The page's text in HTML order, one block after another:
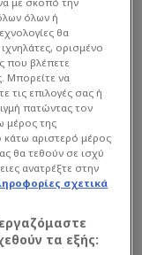
- Στο
όλων ή
θα
ορισμένο
που βλέπετε
Μπορείτε να
τις επιλογές σας ή
πατώντας τον
μέρος της
κάτω αριστερό μέρος
θα τεθούν σε ισχύ
ανατρέξτε στην
σχετικά
τα εξής: